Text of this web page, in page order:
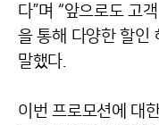
다”며 “앞으로도 고
을 통해 다양한 할인
말했다.
이번 프로모션에 대